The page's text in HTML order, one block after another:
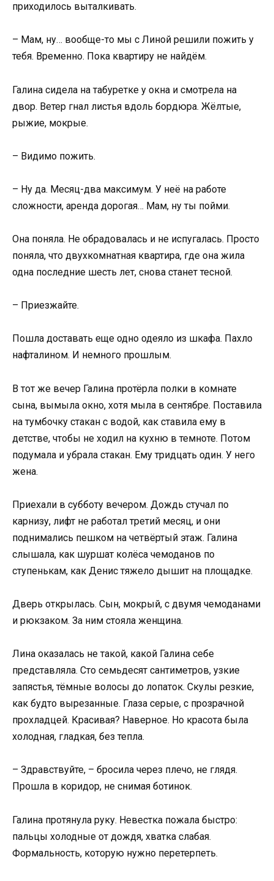
приходилось выталкивать.
– Мам, ну… вообще-то мы с Линой решили пожить у
тебя. Временно. Пока квартиру не найдём.
Галина сидела на табуретке у окна и смотрела на
двор. Ветер гнал листья вдоль бордюра. Жёлтые,
рыжие, мокрые.
– Видимо пожить.
– Ну да. Месяц-два максимум. У неё на работе
сложности, аренда дорогая… Мам, ну ты пойми.
Она поняла. Не обрадовалась и не испугалась. Просто
поняла, что двухкомнатная квартира, где она жила
одна последние шесть лет, снова станет тесной.
– Приезжайте.
Пошла доставать еще одно одеяло из шкафа. Пахло
нафталином. И немного прошлым.
В тот же вечер Галина протёрла полки в комнате
сына, вымыла окно, хотя мыла в сентябре. Поставила
на тумбочку стакан с водой, как ставила ему в
детстве, чтобы не ходил на кухню в темноте. Потом
подумала и убрала стакан. Ему тридцать один. У него
жена.
Приехали в субботу вечером. Дождь стучал по
карнизу, лифт не работал третий месяц, и они
поднимались пешком на четвёртый этаж. Галина
слышала, как шуршат колёса чемоданов по
ступенькам, как Денис тяжело дышит на площадке.
Дверь открылась. Сын, мокрый, с двумя чемоданами
и рюкзаком. За ним стояла женщина.
Лина оказалась не такой, какой Галина себе
представляла. Сто семьдесят сантиметров, узкие
запястья, тёмные волосы до лопаток. Скулы резкие,
как будто вырезанные. Глаза серые, с прозрачной
прохладцей. Красивая? Наверное. Но красота была
холодная, гладкая, без тепла.
– Здравствуйте, – бросила через плечо, не глядя.
Прошла в коридор, не снимая ботинок.
Галина протянула руку. Невестка пожала быстро:
пальцы холодные от дождя, хватка слабая.
Формальность, которую нужно перетерпеть.